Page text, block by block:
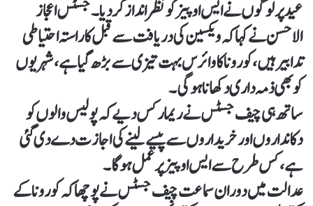
عید پر لوگوں نے ایس او پیز کو نظر انداز کر دیا۔جسٹس اعجاز
الاحسن نے کہا کہ ویکسین کی دریافت سے قبل کا راستہ احتیاطی
تدابیر ہیں، کورونا کا وائرس بہت تیزی سے بڑھ گیا ہے، شہریوں
کو بھی ذمہ داری دکھانا ہوگی۔
ساتھ ہی چیف جسٹس نے ریمارکس دیے کہ پولیس والوں کو
دکانداروں اور خریداروں سے پیسے لینے کی اجازت دے دی گئی
ہے، کس طرح سے ایس او پیز پر عمل ہوگا۔
عدالت میں دوران سماعت چیف جسٹس نے پوچھا کہ کورونا کے